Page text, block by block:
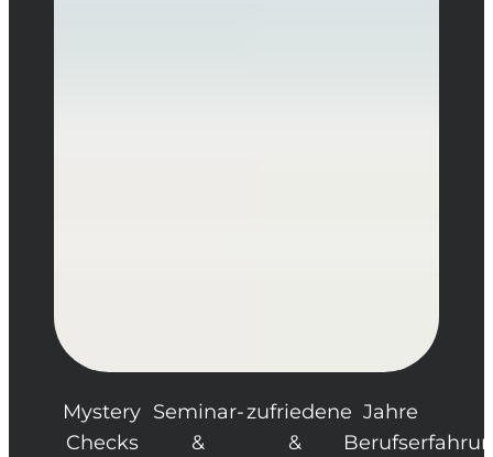
Mystery
Checks
Seminar-
&
zufriedene
&
Jahre